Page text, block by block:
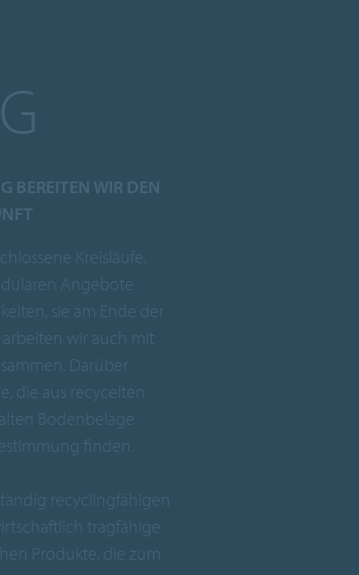
BEREITEN WIR DEN
Kreisläufe.
Angebote
sie am Ende der
arbeiten wir auch mit
Darüber
die aus recycelten
Bodenbeläge
finden.
recyclingfähigen
tragfähige
Produkte, die zum